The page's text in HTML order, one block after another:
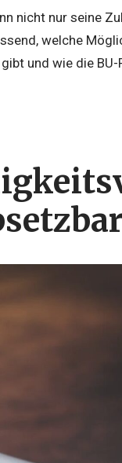
nicht nur seine
welche
und wie die